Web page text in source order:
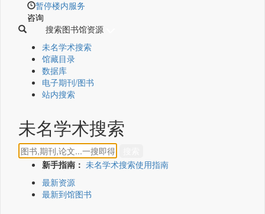
暂停楼内服务
咨询
搜索图书馆资源
未名学术搜索
馆藏目录
数据库
电子期刊/图书
站内搜索
未名学术搜索
新手指南： 未名学术搜索使用指南
最新资源
最新到馆图书